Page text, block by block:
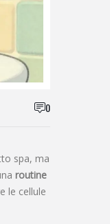
0
spa, ma
routine
le cellule